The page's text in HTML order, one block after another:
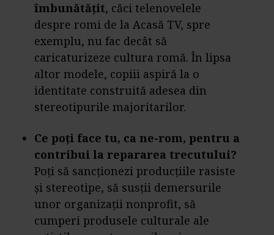
îmbunătățit, căci telenovelele
despre romi de la Acasă TV, spre
exemplu, nu fac decât să
caricaturizeze cultura romă. În lipsa
altor modele, copiii aspiră la o
identitate construită adesea din
stereotipurile majoritarilor.
Ce poți face tu, ca ne-rom, pentru a
contribui la repararea trecutului?
Poți să sancționezi producțiile rasiste
și stereotipe, să susții demersurile
unor organizații nonprofit, să
cumperi produsele culturale ale